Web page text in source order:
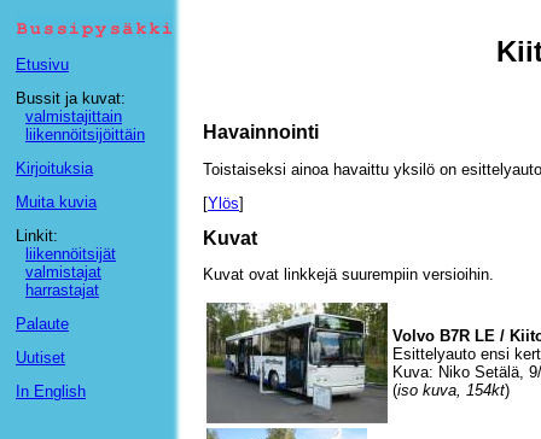
Etusivu
Bussit ja kuvat:
valmistajittain
liikennöitsijöittäin
Kirjoituksia
Muita kuvia
Linkit:
liikennöitsijät
valmistajat
harrastajat
Palaute
Uutiset
In English
Havainnointi
Toistaiseksi ainoa havaittu yksilö on
[Ylös]
Kuvat
Kuvat ovat linkkejä suurempiin versioihin.
Volvo B7R LE /
Esittelyauto ensi
Kuva: Niko Setälä,
(iso kuva, 154kt)